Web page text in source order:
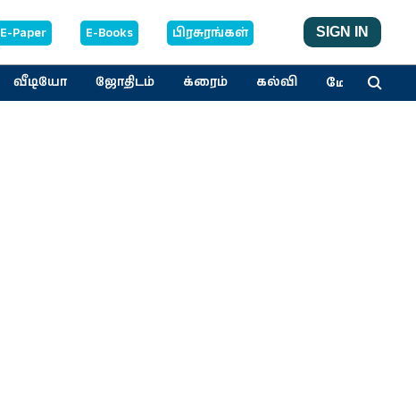
E-Paper E-Books பிரசுரங்கள் SIGN IN
வீடியோ ஜோதிடம் க்ரைம் கல்வி மேலும்